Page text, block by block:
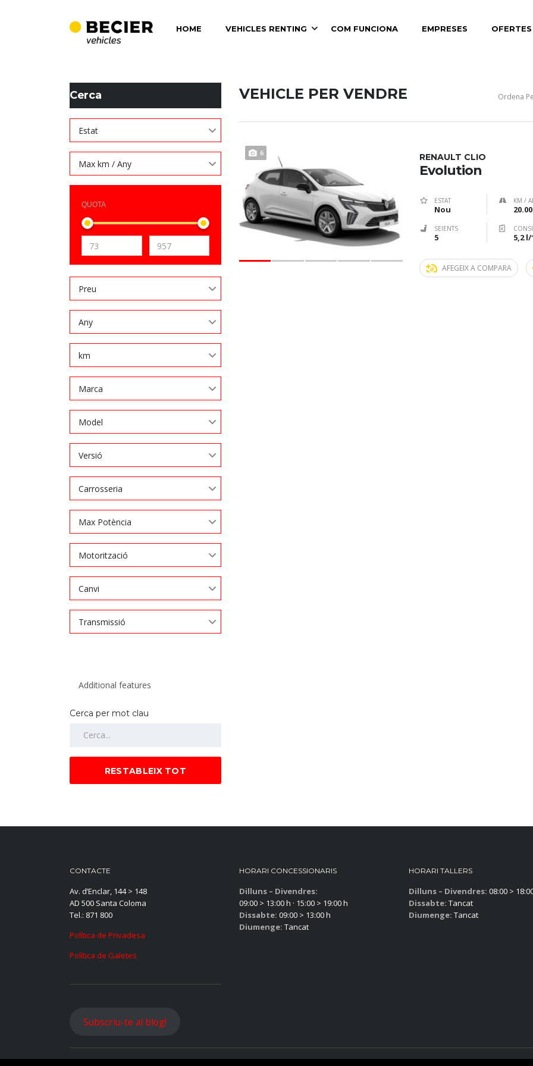
HOME VEHICLES RENTING COM FUNCIONA EMPRESES
BECIER MOBILITAT
Cerca
Estat
Max km / Any
QUOTA
Preu
Any
km
Marca
Model
Versió
Carrosseria
Max Potència
Motorització
Canvi
Transmissió
Cerca per mot clau
RESTABLEIX TOT
VEHICLE PER VENDRE Ordena
6 RENAULT CLIO
Evolution
ESTAT
Nou
KM /
SEIENTS
5 5,2
AFEGEIX A COMPARA
CONTACTE
Av. d’Enclar, 144 > 148
AD 500 Santa Coloma
Tel.: 871 800
Política de Privadesa
Política de Galetes
HORARI CONCESSIONARIS
Dilluns – Divendres:
09:00 > 13:00 h · 15:00 > 19:00 h
Dissabte: 09:00 > 13:00 h
Diumenge: Tancat
HORARI TALLERS
Dilluns – Divendres: 08:00 >
Dissabte: Tancat
Diumenge: Tancat
Subscriu-te al blog!